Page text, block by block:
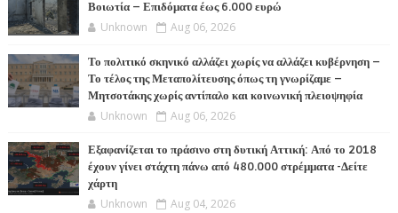
Βοιωτία – Επιδόματα έως 6.000 ευρώ
Unknown Aug 06, 2026
Το πολιτικό σκηνικό αλλάζει χωρίς να αλλάζει κυβέρνηση –
Το τέλος της Μεταπολίτευσης όπως τη γνωρίζαμε –
Μητσοτάκης χωρίς αντίπαλο και κοινωνική πλειοψηφία
Unknown Aug 06, 2026
Εξαφανίζεται το πράσινο στη δυτική Αττική: Από το 2018
έχουν γίνει στάχτη πάνω από 480.000 στρέμματα -Δείτε
χάρτη
Unknown Aug 04, 2026